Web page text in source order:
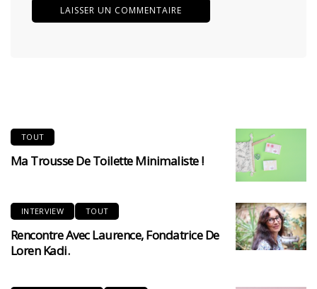
TOUT
Ma Trousse De Toilette Minimaliste !
INTERVIEW TOUT
Rencontre Avec Laurence, Fondatrice De
Loren Kadi.